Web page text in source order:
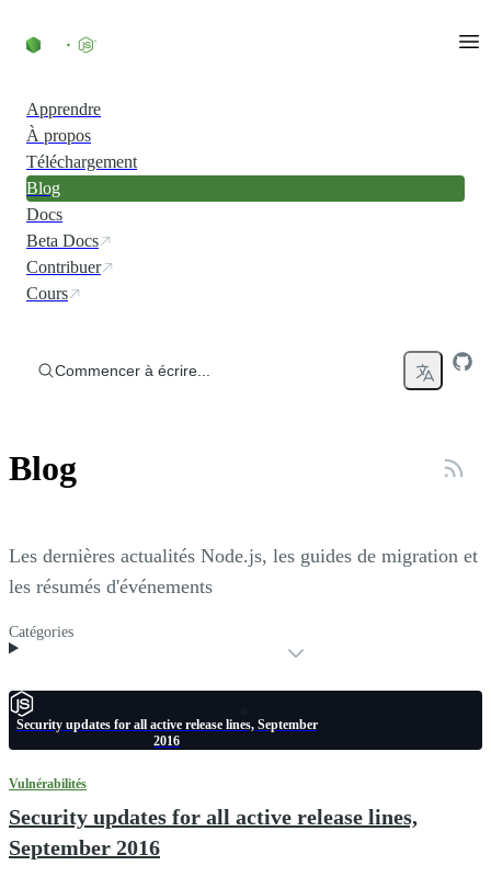
Apprendre
À propos
Téléchargement
Blog
Docs
Beta Docs
Contribuer
Cours
Commencer à écrire...
Blog
Les dernières actualités Node.js, les guides de migration et
les résumés d'événements
Catégories
Security updates for all active release lines, September
2016
Vulnérabilités
Security updates for all active release lines,
September 2016